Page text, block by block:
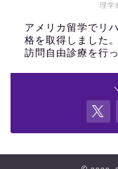
理学
アメリカ留学でリ
格を取得しました
訪問自由診療を行